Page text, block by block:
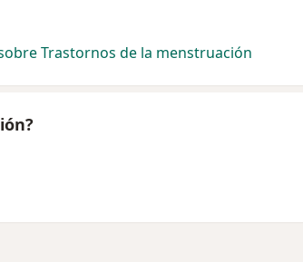
Trastornos de la menstruación